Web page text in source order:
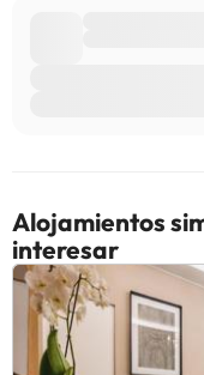
Alojamientos
interesar